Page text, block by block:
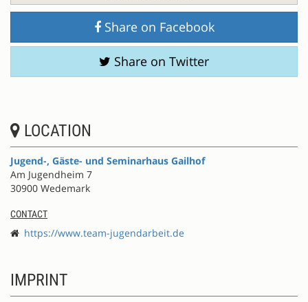
Share on Facebook
Share on Twitter
LOCATION
Jugend-, Gäste- und Seminarhaus Gailhof
Am Jugendheim 7
30900 Wedemark
CONTACT
https://www.team-jugendarbeit.de
IMPRINT